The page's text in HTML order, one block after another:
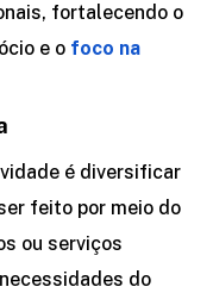
fortalecendo o
e o foco na
é diversificar
feito por meio do
ou serviços
do